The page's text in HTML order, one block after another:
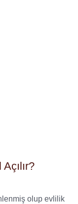
olup evlilik